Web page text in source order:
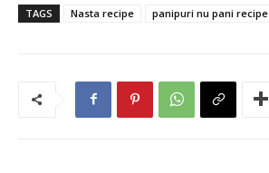
TAGS Nasta recipe panipuri nu pani recipe